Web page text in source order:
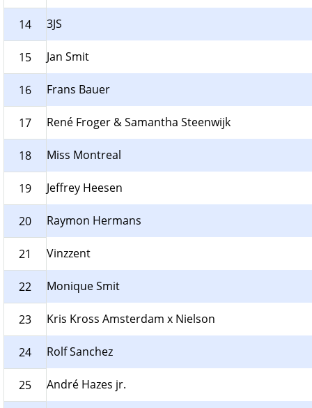
14 3JS
15 Jan Smit
16 Frans Bauer
17 René Froger & Samantha Steenwijk
18 Miss Montreal
19 Jeffrey Heesen
20 Raymon Hermans
21 Vinzzent
22 Monique Smit
23 Kris Kross Amsterdam x Nielson
24 Rolf Sanchez
25 André Hazes jr.